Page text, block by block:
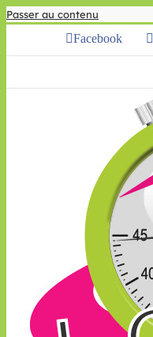
Passer au contenu
Facebook